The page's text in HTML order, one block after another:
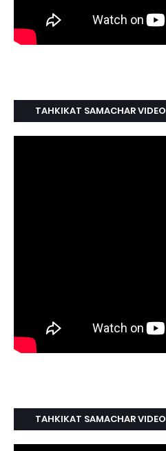
TAHKIKAT SAMACHAR VIDEO
TAHKIKAT SAMACHAR VIDEO